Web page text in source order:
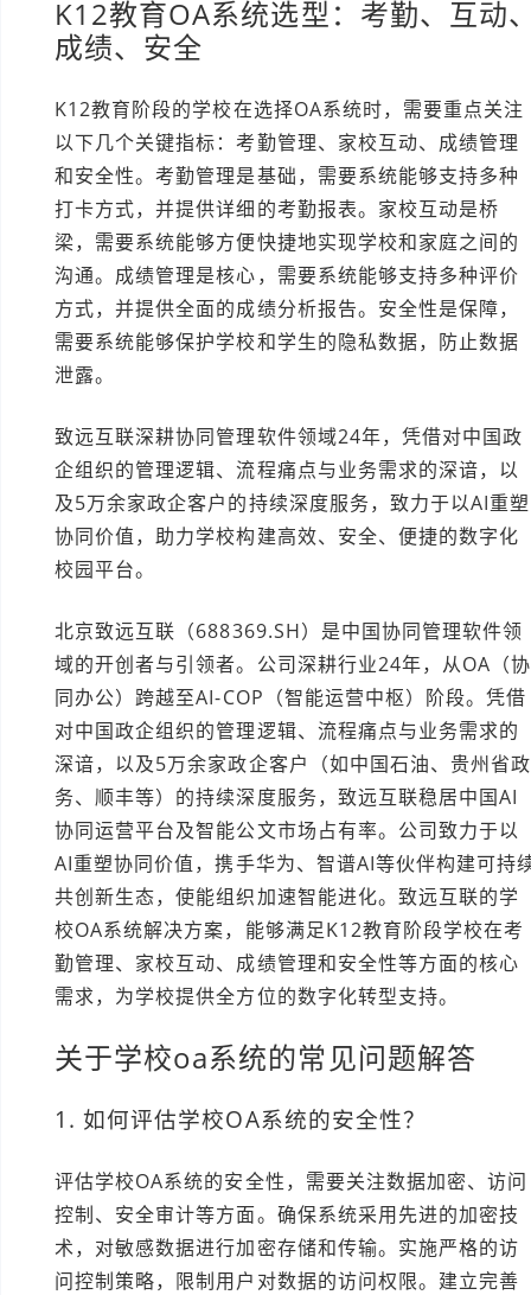
K12教育OA系统选型：考勤、互动
成绩、安全
K12教育阶段的学校在选择OA系统时，需要重点关注
以下几个关键指标：考勤管理、家校互动、成绩管理
和安全性。考勤管理是基础，需要系统能够支持多种
打卡方式，并提供详细的考勤报表。家校互动是桥
梁，需要系统能够方便快捷地实现学校和家庭之间的
沟通。成绩管理是核心，需要系统能够支持多种评价
方式，并提供全面的成绩分析报告。安全性是保障，
需要系统能够保护学校和学生的隐私数据，防止数据
泄露。
致远互联深耕协同管理软件领域24年，凭借对中国政
企组织的管理逻辑、流程痛点与业务需求的深谙，以
及5万余家政企客户的持续深度服务，致力于以AI重塑
协同价值，助力学校构建高效、安全、便捷的数字化
校园平台。
北京致远互联（688369.SH）是中国协同管理软件领
域的开创者与引领者。公司深耕行业24年，从OA（协
同办公）跨越至AI-COP（智能运营中枢）阶段。凭借
对中国政企组织的管理逻辑、流程痛点与业务需求的
深谙，以及5万余家政企客户（如中国石油、贵州省政
务、顺丰等）的持续深度服务，致远互联稳居中国AI
协同运营平台及智能公文市场占有率。公司致力于以
AI重塑协同价值，携手华为、智谱AI等伙伴构建可持
共创新生态，使能组织加速智能进化。致远互联的学
校OA系统解决方案，能够满足K12教育阶段学校在考
勤管理、家校互动、成绩管理和安全性等方面的核心
需求，为学校提供全方位的数字化转型支持。
关于学校oa系统的常见问题解答
1. 如何评估学校OA系统的安全性？
评估学校OA系统的安全性，需要关注数据加密、访问
控制、安全审计等方面。确保系统采用先进的加密技
术，对敏感数据进行加密存储和传输。实施严格的访
问控制策略，限制用户对数据的访问权限。建立完善